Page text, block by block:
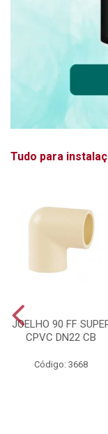
Tudo para
JOELHO 90 FF
CPVC DN22 CB
Código: 3668